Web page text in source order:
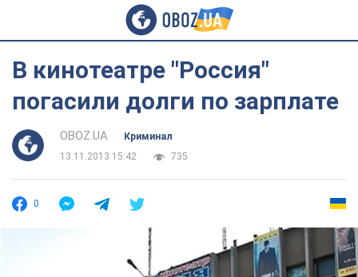
В кинотеатре "Россия"
погасили долги по зарплате
OBOZ.UA
Криминал
13.11.2013 15:42
735
0